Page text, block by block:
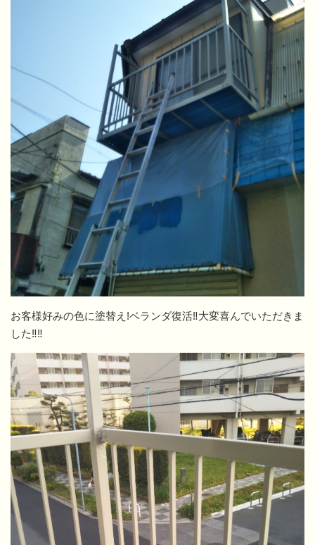
お客様好みの色に塗替え!ベランダ復活‼大変喜んでいただきま
した‼‼